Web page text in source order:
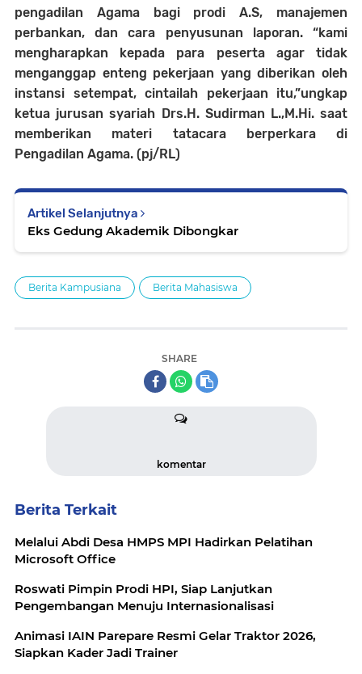
pengadilan Agama bagi prodi A.S, manajemen
perbankan, dan cara penyusunan laporan. “kami
mengharapkan kepada para peserta agar tidak
menganggap enteng pekerjaan yang diberikan oleh
instansi setempat, cintailah pekerjaan itu,”ungkap
ketua jurusan syariah Drs.H. Sudirman L.,M.Hi. saat
memberikan materi tatacara berperkara di
Pengadilan Agama. (pj/RL)
Artikel Selanjutnya
Eks Gedung Akademik Dibongkar
Berita Kampusiana Berita Mahasiswa
SHARE
komentar
Berita Terkait
Melalui Abdi Desa HMPS MPI Hadirkan Pelatihan
Microsoft Office
Roswati Pimpin Prodi HPI, Siap Lanjutkan
Pengembangan Menuju Internasionalisasi
Animasi IAIN Parepare Resmi Gelar Traktor 2026,
Siapkan Kader Jadi Trainer